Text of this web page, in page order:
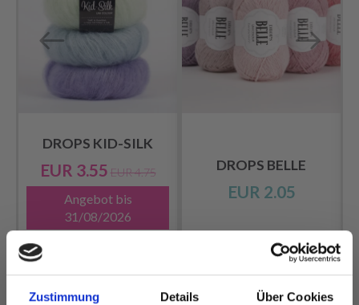
Zustimmung Details Über Cookies
DROPS KID-SILK
EUR 3.55 EUR 4.75
Angebot bis
31/08/2026
ansehen
DROPS BELLE
EUR 2.05
Alle Optionen
ansehen